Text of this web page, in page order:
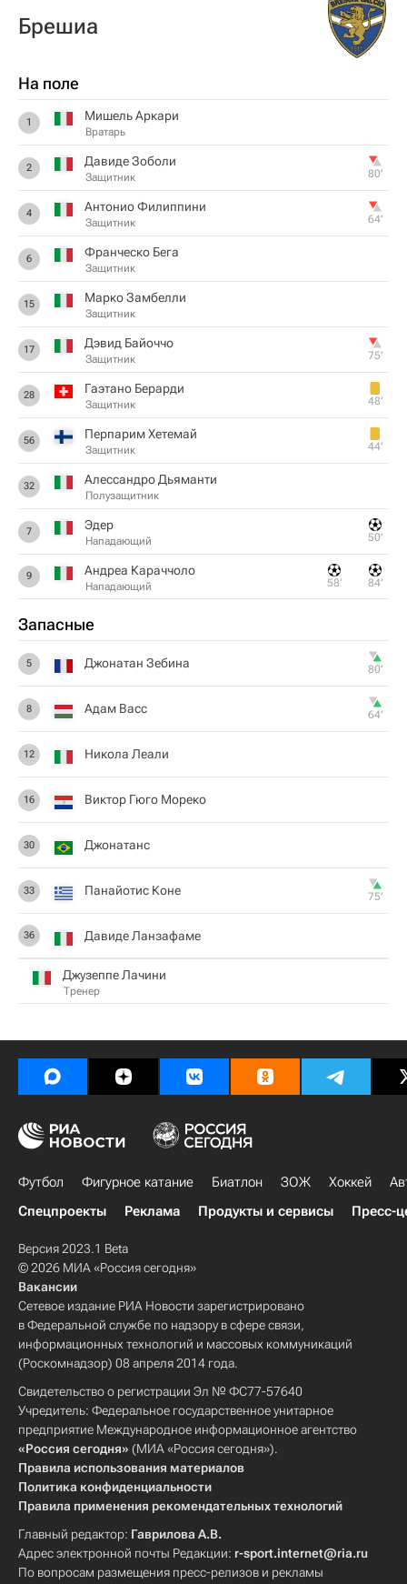
Брешиа
На поле
1 Мишель Аркари
Вратарь
2 Давиде Зоболи
Защитник 80‎’‎
4 Антонио Филиппини
Защитник 64‎’‎
6 Франческо Бега
Защитник
15 Марко Замбелли
Защитник
17 Дэвид Байоччо
Защитник 75‎’‎
28 Гаэтано Берарди
Защитник 48‎’‎
56 Перпарим Хетемай
Защитник 44‎’‎
32 Алессандро Дьяманти
Полузащитник
7 Эдер
Нападающий 50‎’‎
9 Андреа Караччоло
Нападающий 58‎’‎ 84‎’‎
Запасные
5 Джонатан Зебина 80‎’‎
8 Адам Васс 64‎’‎
12 Никола Леали
16 Виктор Гюго Мореко
30 Джонатанс
33 Панайотис Коне 75‎’‎
36 Давиде Ланзафаме
Джузеппе Лачини
Тренер
Футбол Фигурное катание Биатлон ЗОЖ Хоккей
Спецпроекты
Реклама Продукты и сервисы Пресс-
Версия 2023.1 Beta
© 2026 МИА «Россия сегодня»
Вакансии
Сетевое издание РИА Новости зарегистрировано
в Федеральной службе по надзору в сфере связи,
информационных технологий и массовых коммуникаций
(Роскомнадзор) 08 апреля 2014 года.
Свидетельство о регистрации Эл № ФС77-57640
Учредитель: Федеральное государственное унитарное
предприятие Международное информационное агентство
«Россия сегодня» (МИА «Россия сегодня»).
Правила использования материалов
Политика конфиденциальности
Правила применения рекомендательных технологий
Главный редактор: Гаврилова А.В.
Адрес электронной почты Редакции: r-sport.internet@ria.ru
По вопросам размещения пресс-релизов и рекламы